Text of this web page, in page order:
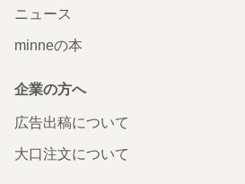
ニュース
minneの本
企業の方へ
広告出稿について
大口注文について